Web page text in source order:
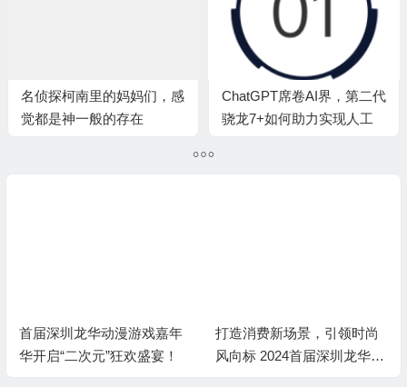
名侦探柯南里的妈妈们，感
觉都是神一般的存在
ChatGPT席卷AI界，第二代
骁龙7+如何助力实现人工
首届深圳龙华动漫游戏嘉年
华开启“二次元”狂欢盛宴！
打造消费新场景，引领时尚
风向标 2024首届深圳龙华动